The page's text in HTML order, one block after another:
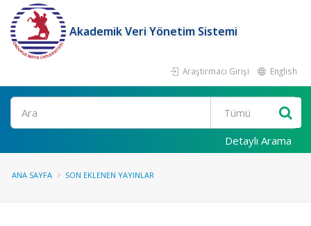
Akademik Veri Yönetim Sistemi
Araştırmacı Girişi English
Ara
Detaylı Arama
ANA SAYFA SON EKLENEN YAYINLAR